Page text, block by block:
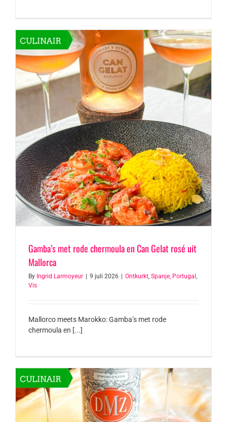
Gamba’s met rode chermoula en Can Gelat rosé uit
Mallorca
By Ingrid Larmoyeur 9 juli 2026 Ontkurkt, Spanje, Portugal ,
Vis
Mallorco meets Marokko: Gamba’s met rode
chermoula en [...]